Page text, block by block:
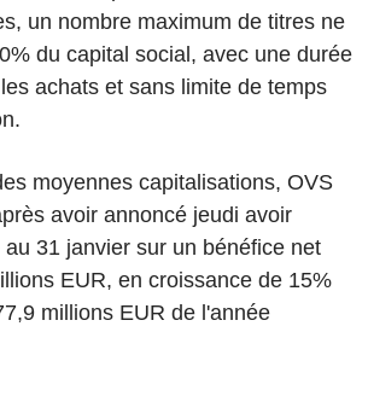
un nombre maximum de titres ne
du capital social, avec une durée
achats et sans limite de temps
moyennes capitalisations, OVS
avoir annoncé jeudi avoir
31 janvier sur un bénéfice net
EUR, en croissance de 15%
millions EUR de l'année